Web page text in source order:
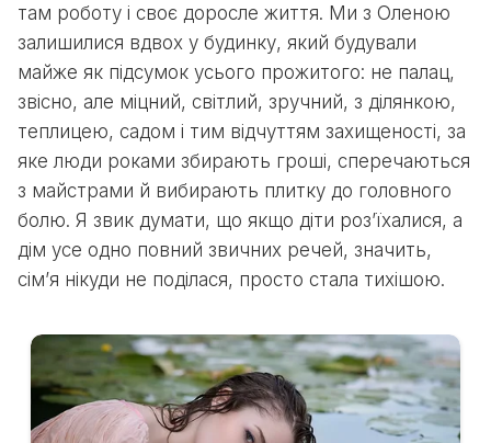
там роботу і своє доросле життя. Ми з Оленою
залишилися вдвох у будинку, який будували
майже як підсумок усього прожитого: не палац,
звісно, але міцний, світлий, зручний, з ділянкою,
теплицею, садом і тим відчуттям захищеності, за
яке люди роками збирають гроші, сперечаються
з майстрами й вибирають плитку до головного
болю. Я звик думати, що якщо діти роз’їхалися, а
дім усе одно повний звичних речей, значить,
сім’я нікуди не поділася, просто стала тихішою.